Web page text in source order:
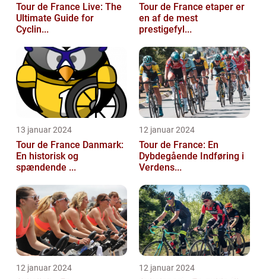
Tour de France Live: The
Ultimate Guide for
Cyclin...
Tour de France etaper er
en af de mest
prestigefyl...
13 januar 2024
Tour de France Danmark:
En historisk og
spændende ...
12 januar 2024
Tour de France: En
Dybdegående Indføring i
Verdens...
12 januar 2024 12 januar 2024